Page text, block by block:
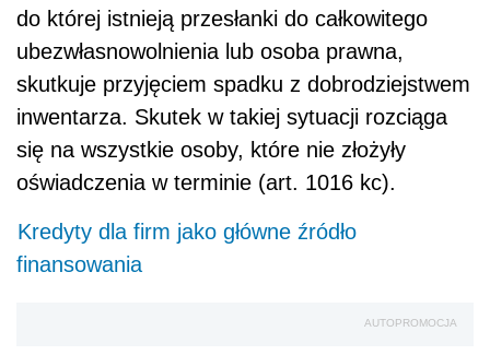
do której istnieją przesłanki do całkowitego
ubezwłasnowolnienia lub osoba prawna,
skutkuje przyjęciem spadku z dobrodziejstwem
inwentarza. Skutek w takiej sytuacji rozciąga
się na wszystkie osoby, które nie złożyły
oświadczenia w terminie (art. 1016 kc).
Kredyty dla firm jako główne źródło
finansowania
AUTOPROMOCJA